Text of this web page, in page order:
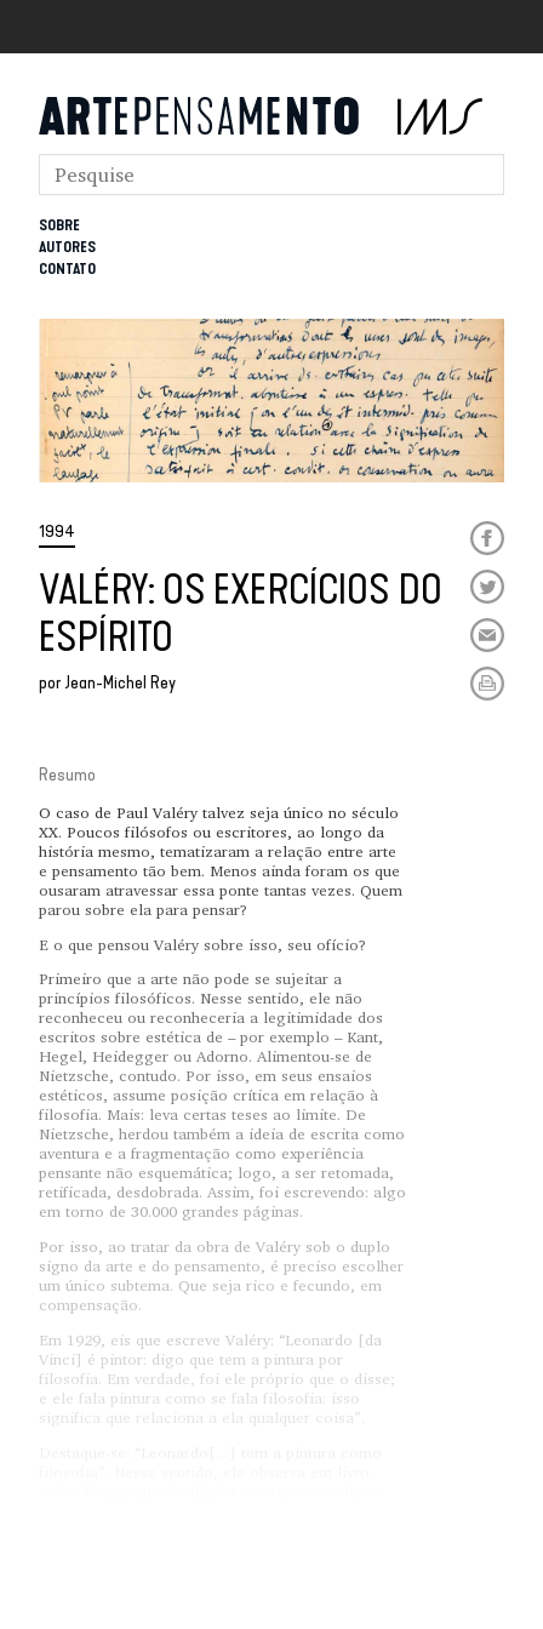
SOBRE
AUTORES
CONTATO
1994
VALÉRY: OS EXERCÍCIOS DO
ESPÍRITO
porJean-Michel Rey
Resumo
O caso de Paul Valéry talvez seja único no século
XX. Poucos filósofos ou escritores, ao longo da
história mesmo, tematizaram a relação entre arte
e pensamento tão bem. Menos ainda foram os que
ousaram atravessar essa ponte tantas vezes. Quem
parou sobre ela para pensar?
E o que pensou Valéry sobre isso, seu ofício?
Primeiro que a arte não pode se sujeitar a
princípios filosóficos. Nesse sentido, ele não
reconheceu ou reconheceria a legitimidade dos
escritos sobre estética de – por exemplo – Kant,
Hegel, Heidegger ou Adorno. Alimentou-se de
Nietzsche, contudo. Por isso, em seus ensaios
estéticos, assume posição crítica em relação à
filosofia. Mais: leva certas teses ao limite. De
Nietzsche, herdou também a ideia de escrita como
aventura e a fragmentação como experiência
pensante não esquemática; logo, a ser retomada,
retificada, desdobrada. Assim, foi escrevendo: algo
em torno de 30.000 grandes páginas.
Por isso, ao tratar da obra de Valéry sob o duplo
signo da arte e do pensamento, é preciso escolher
um único subtema. Que seja rico e fecundo, em
compensação.
Em 1929, eis que escreve Valéry: “Leonardo [da
Vinci] é pintor: digo que tem a pintura por
filosofia. Em verdade, foi ele próprio que o disse;
e ele fala pintura como se fala filosofia: isso
significa que relaciona a ela qualquer coisa”.